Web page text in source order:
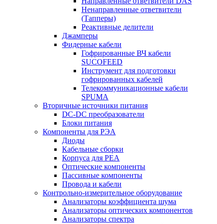
Ненаправленные ответвители
(Тапперы)
Реактивные делители
Джамперы
Фидерные кабели
Гофрированные ВЧ кабели
SUCOFEED
Инструмент для подготовки
гофрированных кабелей
Телекоммуникационные кабели
SPUMA
Вторичные источники питания
DC-DC преобразователи
Блоки питания
Компоненты для РЭА
Диоды
Кабельные сборки
Корпуса для РЕА
Оптические компоненты
Пассивные компоненты
Провода и кабели
Контрольно-измерительное оборудование
Анализаторы коэффициента шума
Анализаторы оптических компонентов
Анализаторы спектра